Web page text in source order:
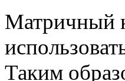
Матричный
Таким